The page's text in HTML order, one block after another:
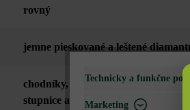
rovný
jemne pieskované a leštené
chodníky, nášľapné platne,
stupnice a schody, terasa a balkón
Technicky a funkčne
Marketing